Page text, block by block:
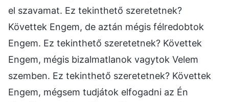
el szavamat. Ez tekinthető szeretetnek?
Követtek Engem, de aztán mégis félredobtok
Engem. Ez tekinthető szeretetnek? Követtek
Engem, mégis bizalmatlanok vagytok Velem
szemben. Ez tekinthető szeretetnek? Követtek
Engem, mégsem tudjátok elfogadni az Én